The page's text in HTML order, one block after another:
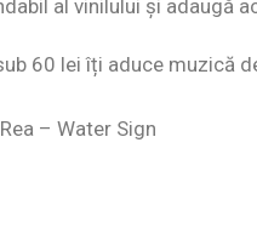
al vinilului și adaugă
60 lei îți aduce muzică
– Water Sign